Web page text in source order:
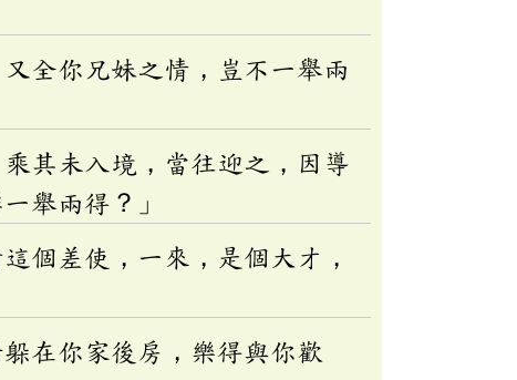
全你兄妹之情，豈不一舉兩
其未入境，當往迎之，因導
舉兩得？」
個差使，一來，是個大才，
在你家後房，樂得與你歡